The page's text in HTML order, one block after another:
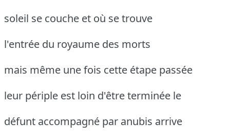
soleil se couche et où se trouve
l'entrée du royaume des morts
mais même une fois cette étape passée
leur périple est loin d'être terminée le
défunt accompagné par anubis arrive